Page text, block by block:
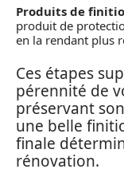
Produits de
produit de
en la rendant plus
Ces étapes
pérennité de
préservant
une belle
finale
rénovation.